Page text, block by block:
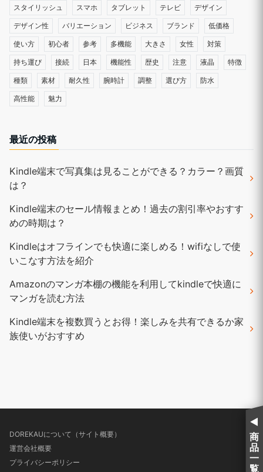
商
品
一
覧
スタイリッシュ スマホ タブレット テレビ デザイン
デザイン性 バリエーション ビジネス ブランド 低価格
使い方 初心者 参考 多機能 大きさ 女性 対策
持ち運び 接続 日本 機能性 歴史 注意 液晶 特徴
種類 素材 耐久性 腕時計 調整 選び方 防水
高性能 魅力
最近の投稿
Kindle端末で写真集は見ることができる？カラー？画質
は？
Kindle端末のセール情報まとめ！過去の割引率やおすす
めの時期は？
Kindleはオフラインでも快適に楽しめる！wifiなしで使
いこなす方法を紹介
Amazonのマンガ本棚の機能を利用してkindleで快適に
マンガを読む方法
Kindle端末を複数買うとお得！楽しみを共有できるか家
族使いがおすすめ
DOREKAUについて（サイト概要）
運営会社概要
プライバシーポリシー